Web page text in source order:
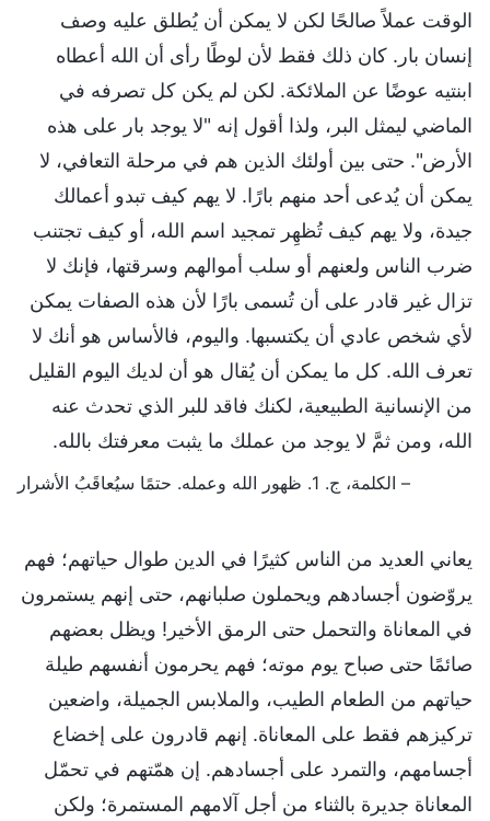
الوقت عملاً صالحًا لكن لا يمكن أن يُطلق عليه وصف
إنسان بار. كان ذلك فقط لأن لوطًا رأى أن الله أعطاه
ابنتيه عوضًا عن الملائكة. لكن لم يكن كل تصرفه في
الماضي ليمثل البر، ولذا أقول إنه "لا يوجد بار على هذه
الأرض". حتى بين أولئك الذين هم في مرحلة التعافي، لا
يمكن أن يُدعى أحد منهم بارًا. لا يهم كيف تبدو أعمالك
جيدة، ولا يهم كيف تُظهِر تمجيد اسم الله، أو كيف تجتنب
ضرب الناس ولعنهم أو سلب أموالهم وسرقتها، فإنك لا
تزال غير قادر على أن تُسمى بارًا لأن هذه الصفات يمكن
لأي شخص عادي أن يكتسبها. واليوم، فالأساس هو أنك لا
تعرف الله. كل ما يمكن أن يُقال هو أن لديك اليوم القليل
من الإنسانية الطبيعية، لكنك فاقد للبر الذي تحدث عنه
الله، ومن ثمَّ لا يوجد من عملك ما يثبت معرفتك بالله.
– الكلمة، ج. 1. ظهور الله وعمله. حتمًا سيُعاقَبُ الأشرار
يعاني العديد من الناس كثيرًا في الدين طوال حياتهم؛ فهم
يروّضون أجسادهم ويحملون صلبانهم، حتى إنهم يستمرون
في المعاناة والتحمل حتى الرمق الأخير! ويظل بعضهم
صائمًا حتى صباح يوم موته؛ فهم يحرمون أنفسهم طيلة
حياتهم من الطعام الطيب، والملابس الجميلة، واضعين
تركيزهم فقط على المعاناة. إنهم قادرون على إخضاع
أجسامهم، والتمرد على أجسادهم. إن همّتهم في تحمّل
المعاناة جديرة بالثناء من أجل آلامهم المستمرة؛ ولكن